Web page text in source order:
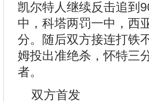
凯尔特人继续反击追到
中，科塔两罚一中，西
分。随后双方接连打铁
姆投出准绝杀，怀特三
者。
双方首发